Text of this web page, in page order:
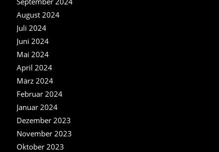
August 2024
Juli 2024
Juni 2024
Mai 2024
April 2024
März 2024
Februar 2024
Januar 2024
Dezember 2023
November 2023
Oktober 2023